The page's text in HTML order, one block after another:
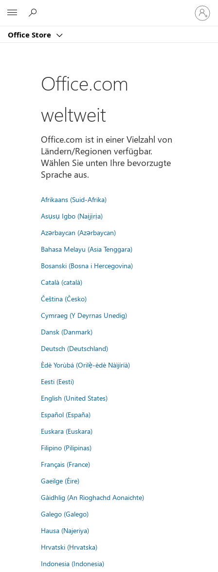
Office Store
Bei
Ihrem
Konto
Office.com
weltweit
Office.com ist in einer Vielzahl von
Ländern/Regionen verfügbar.
Wählen Sie unten Ihre bevorzugte
Sprache aus.
Afrikaans (Suid-Afrika)
Asụsụ Igbo (Naịjịrịa)
Azərbaycan (Azərbaycan)
Bahasa Melayu (Asia Tenggara)
Bosanski (Bosna i Hercegovina)
Català (català)
Čeština (Česko)
Cymraeg (Y Deyrnas Unedig)
Dansk (Danmark)
Deutsch (Deutschland)
Èdè Yorùbá (Orilẹ̀-èdè Nàìjíríà)
Eesti (Eesti)
English (United States)
Español (España)
Euskara (Euskara)
Filipino (Pilipinas)
Français (France)
Gaeilge (Éire)
Gàidhlig (An Rìoghachd Aonaichte)
Galego (Galego)
Hausa (Najeriya)
Hrvatski (Hrvatska)
Indonesia (Indonesia)